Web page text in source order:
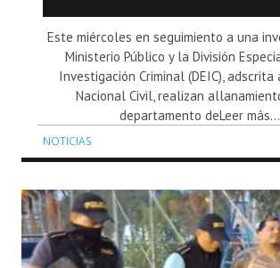
Este miércoles en seguimiento a una
Ministerio Público y la División
Investigación Criminal (DEIC),
Nacional Civil, realizan
departamento deLeer más...
NOTICIAS